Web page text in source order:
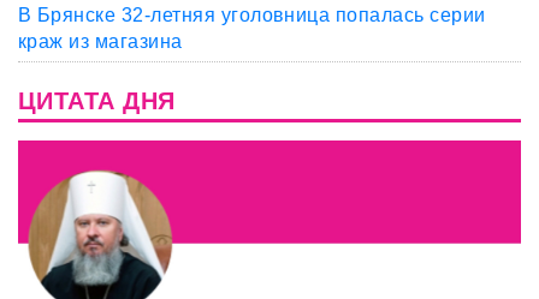
В Брянске 32-летняя уголовница попалась серии
краж из магазина
ЦИТАТА ДНЯ